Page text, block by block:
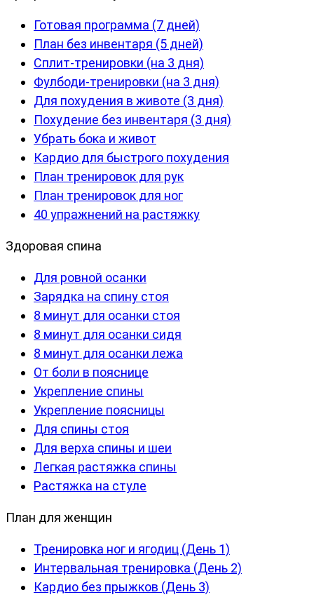
Готовая программа (7 дней)
План без инвентаря (5 дней)
Сплит-тренировки (на 3 дня)
Фулбоди-тренировки (на 3 дня)
Для похудения в животе (3 дня)
Похудение без инвентаря (3 дня)
Убрать бока и живот
Кардио для быстрого похудения
План тренировок для рук
План тренировок для ног
40 упражнений на растяжку
Здоровая спина
Для ровной осанки
Зарядка на спину стоя
8 минут для осанки стоя
8 минут для осанки сидя
8 минут для осанки лежа
От боли в пояснице
Укрепление спины
Укрепление поясницы
Для спины стоя
Для верха спины и шеи
Легкая растяжка спины
Растяжка на стуле
План для женщин
Тренировка ног и ягодиц (День 1)
Интервальная тренировка (День 2)
Кардио без прыжков (День 3)